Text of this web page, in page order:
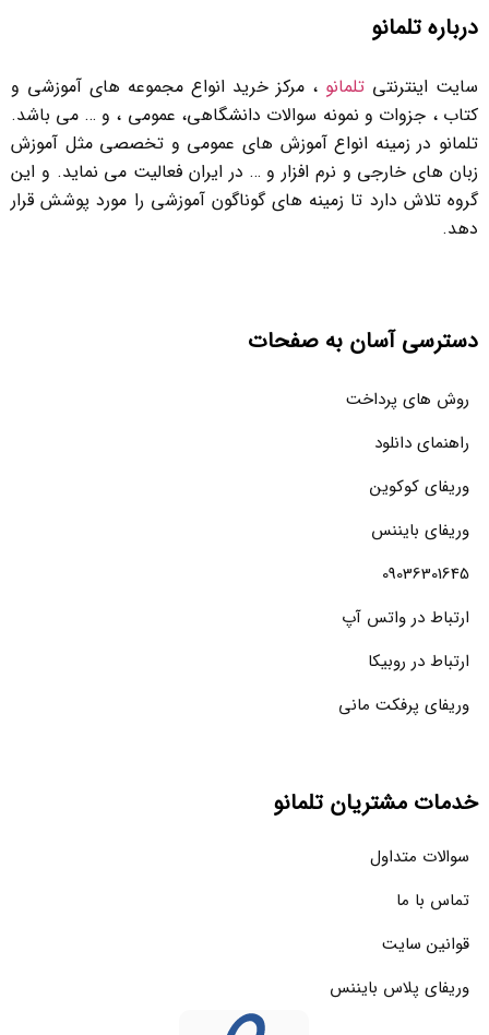
درباره تلمانو
سایت اینترنتی تلمانو ، مرکز خرید انواع مجموعه های آموزشی و
کتاب ، جزوات و نمونه سوالات دانشگاهی، عمومی ، و … می باشد.
تلمانو در زمینه انواع آموزش های عمومی و تخصصی مثل آموزش
زبان های خارجی و نرم افزار و … در ایران فعالیت می نماید. و این
گروه تلاش دارد تا زمینه های گوناگون آموزشی را مورد پوشش قرار
دهد.
دسترسی آسان به صفحات
روش های پرداخت
راهنمای دانلود
وریفای کوکوین
وریفای بایننس
09036301645
ارتباط در واتس آپ
ارتباط در روبیکا
وریفای پرفکت مانی
خدمات مشتریان تلمانو
سوالات متداول
تماس با ما
قوانین سایت
وریفای پلاس بایننس